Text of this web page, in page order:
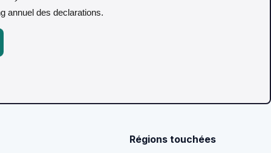
annuel des declarations.
Régions touchées